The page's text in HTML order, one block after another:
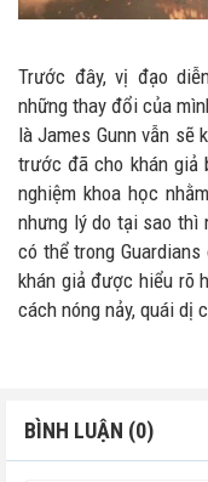
Trước đây, vị đạo
những thay đổi của
là James Gunn vẫn sẽ
trước đã cho khán giả
nghiệm khoa học
nhưng lý do tại sao thì
có thể trong
khán giả được hiểu rõ
cách nóng nảy, quái dị
BÌNH LUẬN (0)